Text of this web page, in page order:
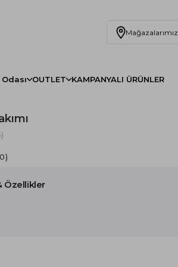
Mağazalarımız
OUTLET KAMPANYALI ÜRÜNLER